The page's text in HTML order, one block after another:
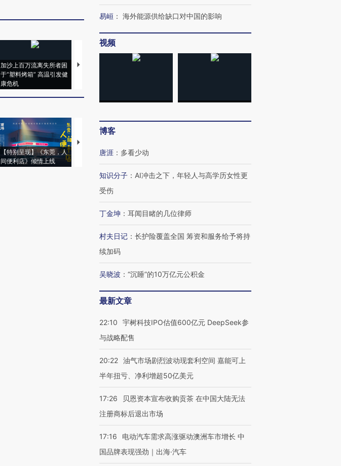
加沙上百万流离失所者困
于“塑料烤箱” 高温引发健
康危机
视线｜HYROX的吸金
【特别呈现】《东莞，人
间便利店》倾情上线
【推广】走进第四届链博
会，让数智科技“链”接产
易峘 ： 海外能源供给缺口对中国的影响
视频
博客
唐涯 ： 多看少动
知识分子 ： AI冲击之下，年轻人与高学历女性更
受伤
丁金坤 ： 耳闻目睹的几位律师
村夫日记 ： 长护险覆盖全国 筹资和服务给予将持
续加码
吴晓波 ： “沉睡”的10万亿元公积金
最新文章
22:10
宇树科技IPO估值600亿元 DeepSeek参
与战略配售
20:22 油气市场剧烈波动现套利空间 嘉能可上
半年扭亏、净利增超50亿美元
17:26
贝恩资本宣布收购贡茶 在中国大陆无法
注册商标后退出市场
17:16
电动汽车需求高涨驱动澳洲车市增长 中
国品牌表现强劲｜出海·汽车